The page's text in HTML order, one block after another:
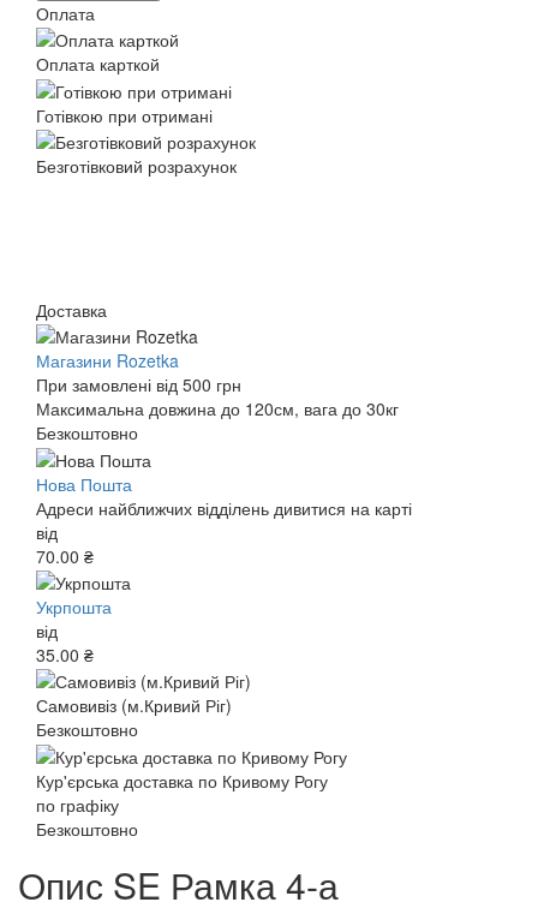
Оплата
Оплата карткой
Готівкою при отримані
Безготівковий розрахунок
Доставка
Магазини Rozetka
При замовлені від 500 грн
Максимальна довжина до 120см, вага до 30кг
Безкоштовно
Нова Пошта
Адреси найближчих відділень дивитися на карті
від
70.00 ₴
Укрпошта
від
35.00 ₴
Самовивіз (м.Кривий Ріг)
Безкоштовно
Кур'єрська доставка по Кривому Рогу
по графіку
Безкоштовно
Опис SE Рамка 4-а